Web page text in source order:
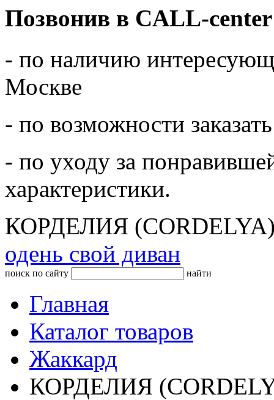
Позвонив в CALL-
- по наличию
Москве
- по возможности
- по уходу за
характеристики.
КОРДЕЛИЯ
одень свой диван
поиск по сайту найти
Главная
Каталог товаров
Жаккард
КОРДЕЛИЯ